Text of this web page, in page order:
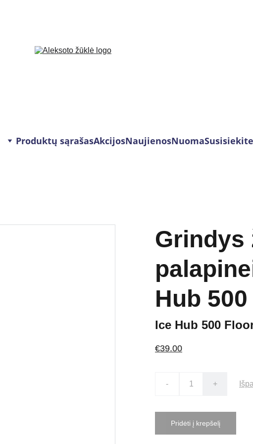
Produktų sąrašasAkcijosNaujienosNuoma
Grindys
Hub
Ice Hub 500
€39.00
- +
Pridėti į krepšelį